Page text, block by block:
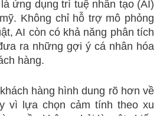
ứng dụng trí tuệ nhân tạo (AI)
Không chỉ hỗ trợ mô phỏng
AI còn có khả năng phân tích
ra những gợi ý cá nhân hóa
hàng.
hàng hình dung rõ hơn về
vì lựa chọn cảm tính theo xu